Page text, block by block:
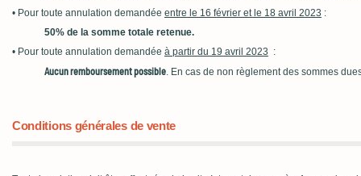
• Pour toute annulation demandée entre le 16 février et le 18 avril 2023 :
50% de la somme totale retenue.
• Pour toute annulation demandée à partir du 19 avril 2023 :
Aucun remboursement possible . En cas de non règlement des sommes
Conditions générales de vente